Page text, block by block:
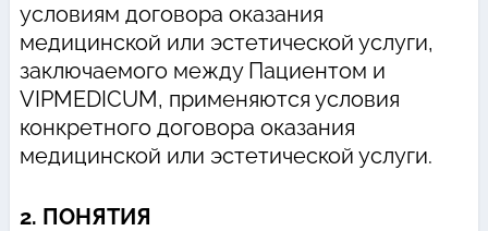
условиям договора оказания
медицинской или эстетической услуги,
заключаемого между Пациентом и
VIPMEDICUM, применяются условия
конкретного договора оказания
медицинской или эстетической услуги.
2. ПОНЯТИЯ